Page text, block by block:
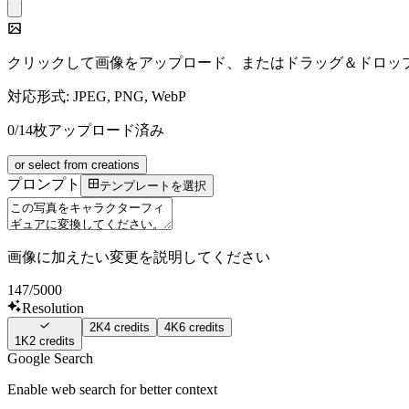
クリックして画像をアップロード、またはドラッグ＆ドロッ
対応形式: JPEG, PNG, WebP
0/14枚アップロード済み
or select from creations
プロンプト テンプレートを選択
画像に加えたい変更を説明してください
147/5000
Resolution
1K2 credits
2K4 credits 4K6 credits
Google Search
Enable web search for better context